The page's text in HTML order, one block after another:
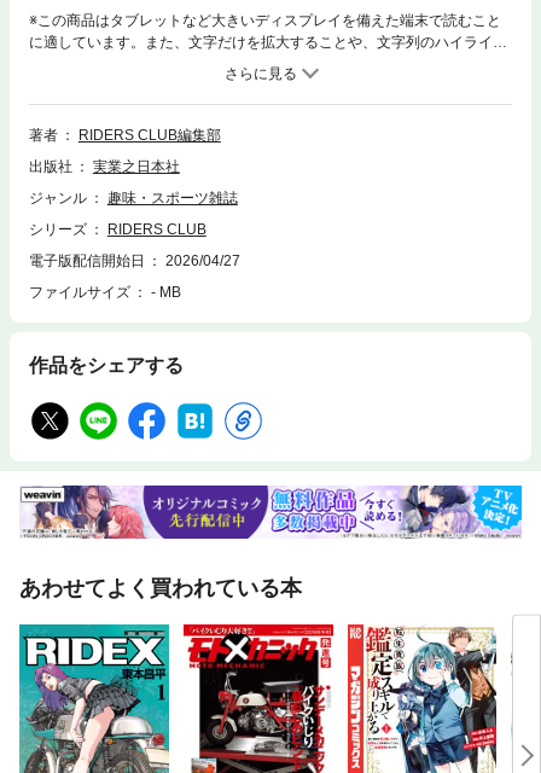
※この商品はタブレットなど大きいディスプレイを備えた端末で読むこと
に適しています。また、文字だけを拡大することや、文字列のハイライ
ト、検索、辞書の参照、引用などの機能が使用できません。今月号の特集
は、東京モーターサイクルショーで見えてきた現代バイク界のムーブメン
トを、編集長・原田哲也が考察します。各メーカーのフラッグシップたる
スーパースポーツ、世界的に注目がつまる400ccクラスのミドルセグメン
ャーします。その他、DUCATI創業100周年を記念したモンスターマシ
ン・Panigale V4 centenarioの現地レポートや、KAWASAKIのEVバイク・
X RACING STREET RS12のサーキットインプレッションもお届けしま
す。
著者
RIDERS CLUB編集部
出版社
実業之日本社
ジャンル
趣味・スポーツ雑誌
シリーズ
RIDERS CLUB
電子版配信開始日
2026/04/27
ファイルサイズ
- MB
作品をシェアする
あわせてよく買われている本